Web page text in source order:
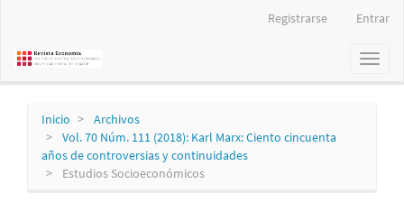
principal
Registrarse Entrar
Toggle
Inicio
Archivos
Vol. 70 Núm. 111 (2018): Karl Marx: Ciento cincuenta
años de controversias y continuidades
Estudios Socioeconómicos